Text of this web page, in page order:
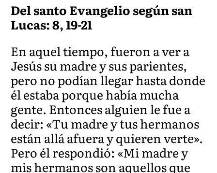
Del santo Evangelio según san
Lucas: 8, 19-21
En aquel tiempo, fueron a ver a
Jesús su madre y sus parientes,
pero no podían llegar hasta donde
él estaba porque había mucha
gente. Entonces alguien le fue a
decir: «Tu madre y tus hermanos
están allá afuera y quieren verte».
Pero él respondió: «Mi madre y
mis hermanos son aquellos que